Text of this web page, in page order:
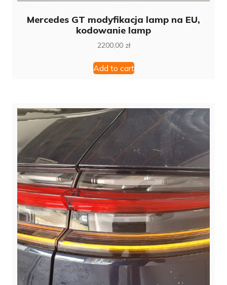
Mercedes GT modyfikacja lamp na EU,
kodowanie lamp
2200,00 zł
Add to cart